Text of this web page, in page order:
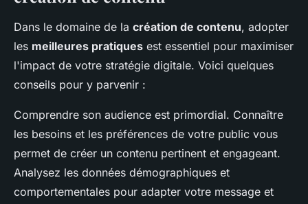
Dans le domaine de la création de contenu, adopter
les meilleures pratiques est essentiel pour maximiser
l'impact de votre stratégie digitale. Voici quelques
conseils pour y parvenir :
Comprendre son audience est primordial. Connaître
les besoins et les préférences de votre public vous
permet de créer un contenu pertinent et engageant.
Analysez les données démographiques et
comportementales pour adapter votre message et